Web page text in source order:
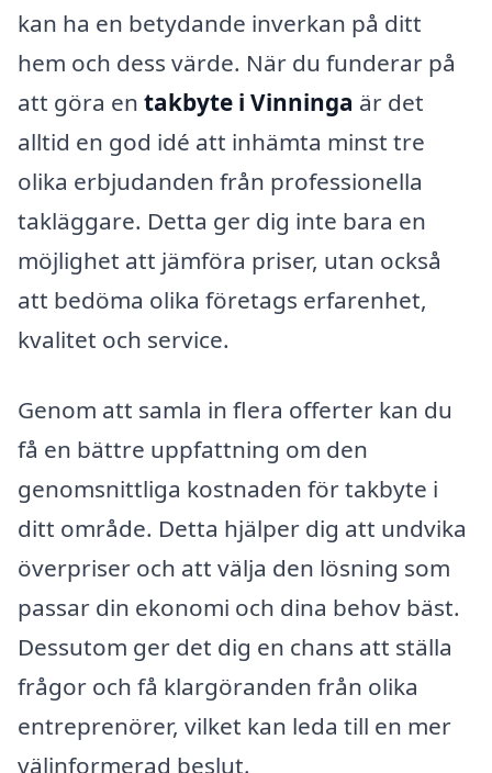
kan ha en betydande inverkan på ditt
hem och dess värde. När du funderar på
att göra en takbyte i Vinninga är det
alltid en god idé att inhämta minst tre
olika erbjudanden från professionella
takläggare. Detta ger dig inte bara en
möjlighet att jämföra priser, utan också
att bedöma olika företags erfarenhet,
kvalitet och service.
Genom att samla in flera offerter kan du
få en bättre uppfattning om den
genomsnittliga kostnaden för takbyte i
ditt område. Detta hjälper dig att undvika
överpriser och att välja den lösning som
passar din ekonomi och dina behov bäst.
Dessutom ger det dig en chans att ställa
frågor och få klargöranden från olika
entreprenörer, vilket kan leda till en mer
välinformerad beslut.